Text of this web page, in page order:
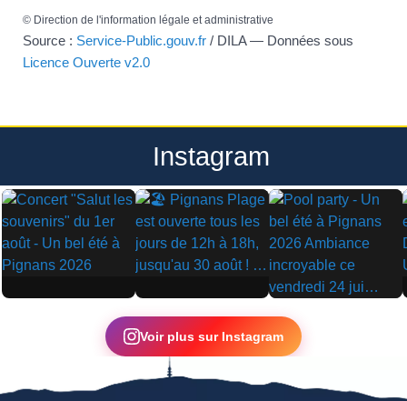
© Direction de l'information légale et administrative
Source : Service-Public.gouv.fr / DILA — Données sous
Licence Ouverte v2.0
Instagram
▶ ▶
▶
Voir plus sur Instagram